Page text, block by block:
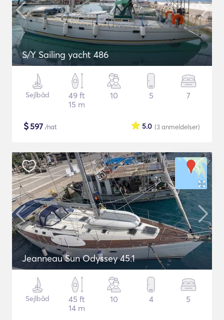
S/Y Sailing yacht 486
Sejlbåd
49 ft
15 m
10 5 7
$597 /nat (3anmeldelser)
5.0
Jeanneau Sun Odyssey 45.1
Sejlbåd
45 ft
14 m
10 4 5